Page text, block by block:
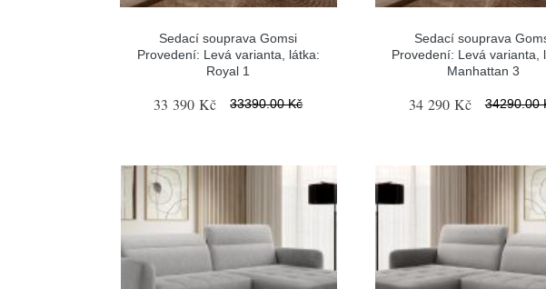
Sedací souprava Gomsi
Provedení: Levá varianta, látka:
Royal 1
33 390 Kč 33390.00 Kč
Sedací souprava
Provedení: Levá varianta,
Manhattan 3
34 290 Kč 34290.00